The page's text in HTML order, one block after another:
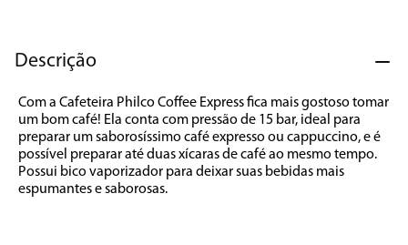
Descrição
Com a Cafeteira Philco Coffee Express fica mais gostoso tomar
um bom café! Ela conta com pressão de 15 bar, ideal para
preparar um saborosíssimo café expresso ou cappuccino, e é
possível preparar até duas xícaras de café ao mesmo tempo.
Possui bico vaporizador para deixar suas bebidas mais
espumantes e saborosas.